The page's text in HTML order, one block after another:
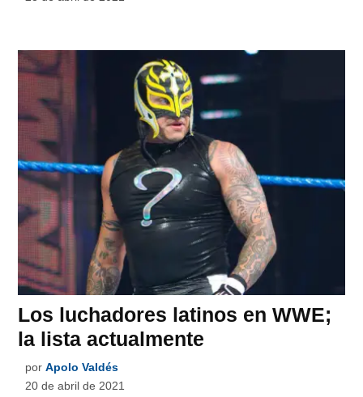
Los luchadores latinos en WWE;
la lista actualmente
por Apolo Valdés
20 de abril de 2021